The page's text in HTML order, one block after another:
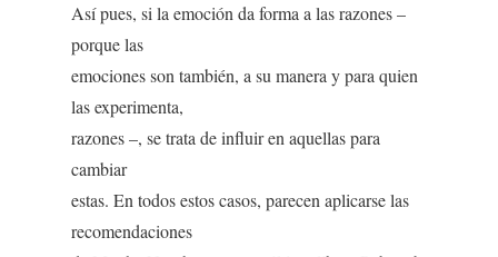
Así pues, si la emoción da forma a las razones –
porque las
emociones son también, a su manera y para quien
las experimenta,
razones –, se trata de influir en aquellas para
cambiar
estas. En todos estos casos, parecen aplicarse las
recomendaciones